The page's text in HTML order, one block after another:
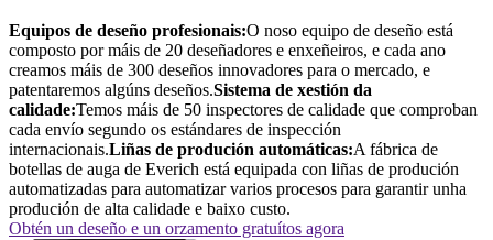
Equipos de deseño profesionais:O noso equipo de deseño está
composto por máis de 20 deseñadores e enxeñeiros, e cada ano
creamos máis de 300 deseños innovadores para o mercado, e
patentaremos algúns deseños.Sistema de xestión da
calidade:Temos máis de 50 inspectores de calidade que comproban
cada envío segundo os estándares de inspección
internacionais.Liñas de produción automáticas:A fábrica de
botellas de auga de Everich está equipada con liñas de produción
automatizadas para automatizar varios procesos para garantir unha
produción de alta calidade e baixo custo.
Obtén un deseño e un orzamento gratuítos agora